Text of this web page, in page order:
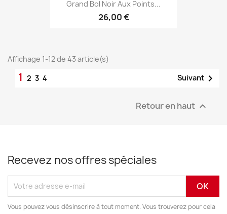
Grand Bol Noir Aux Points...
26,00 €
Affichage 1-12 de 43 article(s)
1 2 3 4 Suivant 
Retour en haut 
Recevez nos offres spéciales
Vous pouvez vous désinscrire à tout moment. Vous trouverez pour cela